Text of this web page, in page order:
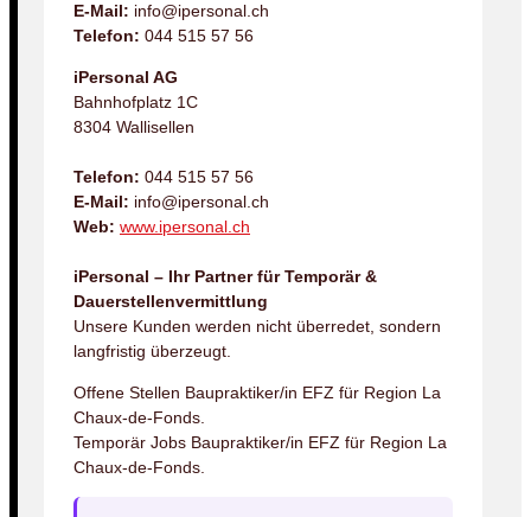
E-Mail: info@ipersonal.ch
Telefon: 044 515 57 56
iPersonal AG
Bahnhofplatz 1C
8304 Wallisellen
Telefon: 044 515 57 56
E-Mail: info@ipersonal.ch
Web: www.ipersonal.ch
iPersonal – Ihr Partner für Temporär &
Dauerstellenvermittlung
Unsere Kunden werden nicht überredet, sondern
langfristig überzeugt.
Offene Stellen Baupraktiker/in EFZ für Region La
Chaux-de-Fonds.
Temporär Jobs Baupraktiker/in EFZ für Region La
Chaux-de-Fonds.